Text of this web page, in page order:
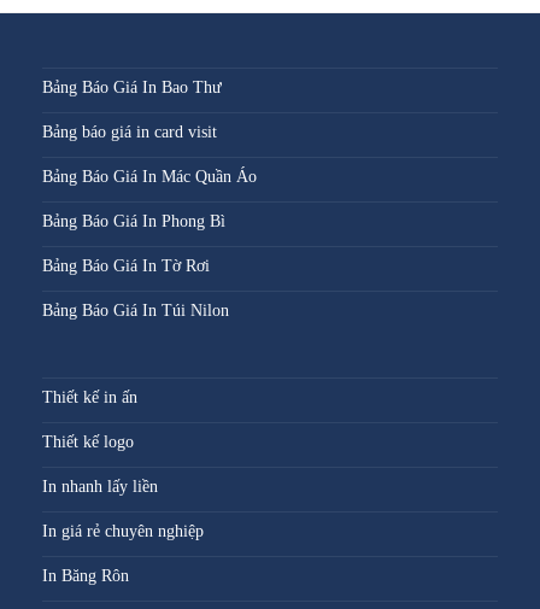
Bảng Báo Giá In Bao Thư
Bảng báo giá in card visit
Bảng Báo Giá In Mác Quần Áo
Bảng Báo Giá In Phong Bì
Bảng Báo Giá In Tờ Rơi
Bảng Báo Giá In Túi Nilon
Thiết kế in ấn
Thiết kế logo
In nhanh lấy liền
In giá rẻ chuyên nghiệp
In Băng Rôn